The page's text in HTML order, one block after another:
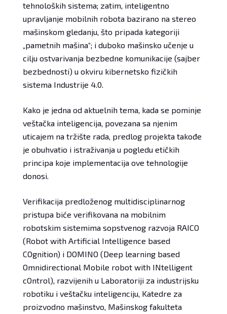
tehnoloških sistema; zatim, inteligentno
upravljanje mobilnih robota bazirano na stereo
mašinskom gledanju, što pripada kategoriji
„pametnih mašina“; i duboko mašinsko učenje u
cilju ostvarivanja bezbedne komunikacije (sajber
bezbednosti) u okviru kibernetsko fizičkih
sistema Industrije 4.0.
Kako je jedna od aktuelnih tema, kada se pominje
veštačka inteligencija, povezana sa njenim
uticajem na tržište rada, predlog projekta takođe
je obuhvatio i istraživanja u pogledu etičkih
principa koje implementacija ove tehnologije
donosi.
Verifikacija predloženog multidisciplinarnog
pristupa biće verifikovana na mobilnim
robotskim sistemima sopstvenog razvoja RAICO
(Robot with Artificial Intelligence based
COgnition) i DOMINO (Deep learning based
Omnidirectional Mobile robot with INtelligent
cOntrol), razvijenih u Laboratoriji za industrijsku
robotiku i veštačku inteligenciju, Katedre za
proizvodno mašinstvo, Mašinskog fakulteta